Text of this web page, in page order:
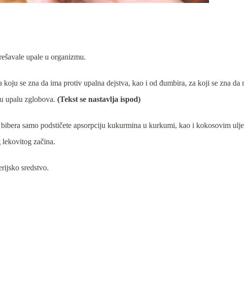
upale u organizmu.
se zna da ima protiv upalna dejstva, kao i od đumbira, za koji se zna da
upalu zglobova. (Tekst se nastavlja ispod)
samo podstičete apsorpciju kukurmina u kurkumi, kao i kokosovim
lekovitog začina.
sredstvo.